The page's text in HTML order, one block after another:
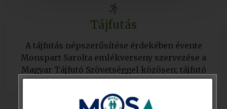
Tájfutás
A tájfutás népszerűsítése érdekében évente
Monspart Sarolta emlékverseny szervezése a
Magyar Tájfutó Szövetséggel közösen; tájfutó
fiatal mentorálása.